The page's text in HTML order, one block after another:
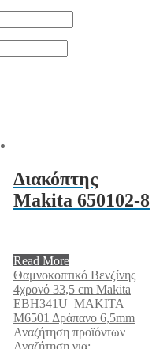
Διακόπτης
Makita 650102-8
Read More
Θαμνοκοπτικό Βενζίνης
4χρονό 33,5 cm Makita
EBH341U MAKITA
Μ6501 Δράπανο 6,5mm
Αναζήτηση προϊόντων